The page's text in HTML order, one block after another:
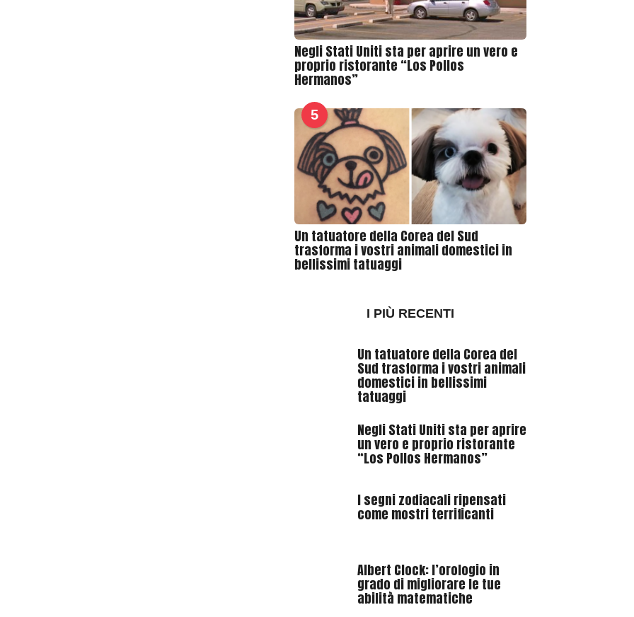
Negli Stati Uniti sta per aprire un vero e
proprio ristorante “Los Pollos
Hermanos”
5
Un tatuatore della Corea del Sud
trasforma i vostri animali domestici in
bellissimi tatuaggi
I PIÙ RECENTI
Un tatuatore della Corea del
Sud trasforma i vostri animali
domestici in bellissimi
tatuaggi
Negli Stati Uniti sta per aprire
un vero e proprio ristorante
“Los Pollos Hermanos”
I segni zodiacali ripensati
come mostri terrificanti
Albert Clock: l’orologio in
grado di migliorare le tue
abilità matematiche